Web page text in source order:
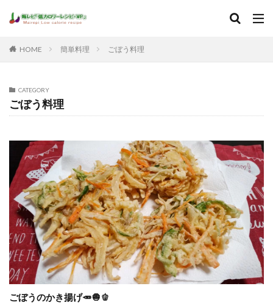
HOME 簡単料理 ごぼう料理
CATEGORY
ごぼう料理
ごぼうのかき揚げ🥕🧅🫑